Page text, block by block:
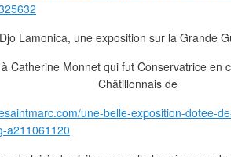
Lamonica, une exposition sur la Grande
une-belle-exposition-dotee-
a211061120